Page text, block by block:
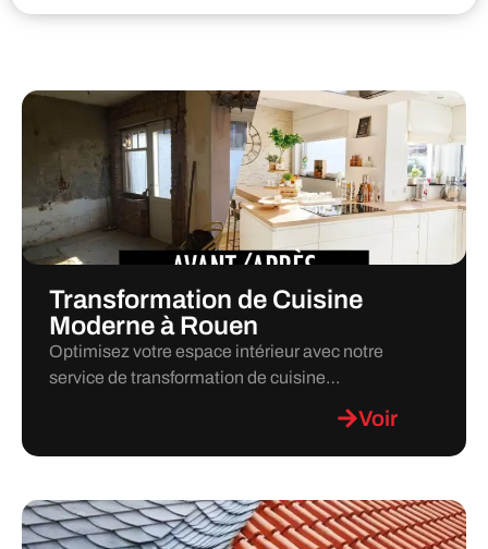
Transformation de Cuisine
Moderne à Rouen
Optimisez votre espace intérieur avec notre
service de transformation de cuisine…
Voir